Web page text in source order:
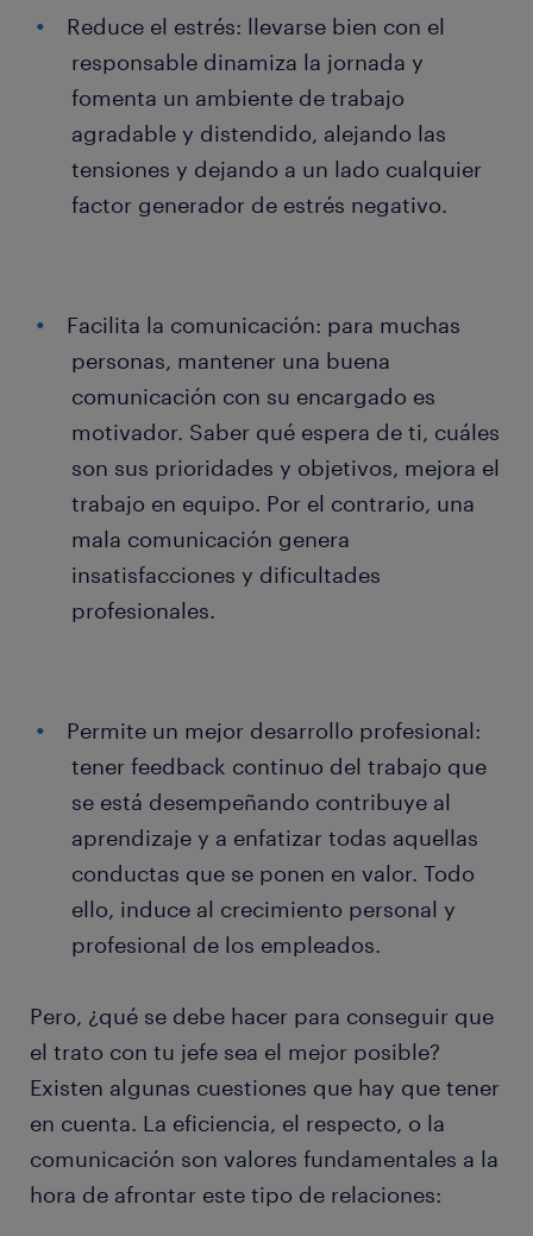
Reduce el estrés: llevarse bien con el
responsable dinamiza la jornada y
fomenta un ambiente de trabajo
agradable y distendido, alejando las
tensiones y dejando a un lado cualquier
factor generador de estrés negativo.
Facilita la comunicación: para muchas
personas, mantener una buena
comunicación con su encargado es
motivador. Saber qué espera de ti, cuáles
son sus prioridades y objetivos, mejora el
trabajo en equipo. Por el contrario, una
mala comunicación genera
insatisfacciones y dificultades
profesionales.
Permite un mejor desarrollo profesional:
tener feedback continuo del trabajo que
se está desempeñando contribuye al
aprendizaje y a enfatizar todas aquellas
conductas que se ponen en valor. Todo
ello, induce al crecimiento personal y
profesional de los empleados.
Pero, ¿qué se debe hacer para conseguir que
el trato con tu jefe sea el mejor posible?
Existen algunas cuestiones que hay que tener
en cuenta. La eficiencia, el respecto, o la
comunicación son valores fundamentales a la
hora de afrontar este tipo de relaciones: